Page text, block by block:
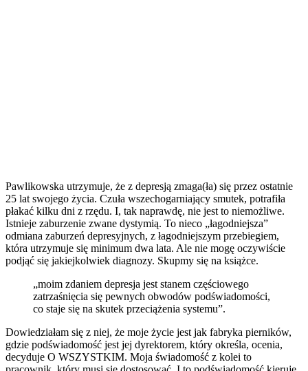
Pawlikowska utrzymuje, że z depresją zmaga(ła) się przez ostatnie
25 lat swojego życia. Czuła wszechogarniający smutek, potrafiła
płakać kilku dni z rzędu. I, tak naprawdę, nie jest to niemożliwe.
Istnieje zaburzenie zwane dystymią. To nieco „łagodniejsza”
odmiana zaburzeń depresyjnych, z łagodniejszym przebiegiem,
która utrzymuje się minimum dwa lata. Ale nie mogę oczywiście
podjąć się jakiejkolwiek diagnozy. Skupmy się na książce.
„moim zdaniem depresja jest stanem częściowego
zatrzaśnięcia się pewnych obwodów podświadomości,
co staje się na skutek przeciążenia systemu”.
Dowiedziałam się z niej, że moje życie jest jak fabryka pierników,
gdzie podświadomość jest jej dyrektorem, który określa, ocenia,
decyduje O WSZYSTKIM. Moja świadomość z kolei to